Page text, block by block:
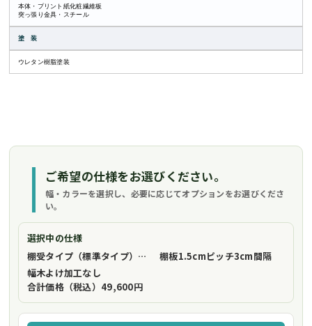
本体・プリント紙化粧繊維板
突っ張り金具・スチール
塗 装
ウレタン樹脂塗装
ご希望の仕様をお選びください。
幅・カラーを選択し、必要に応じてオプションをお選びくださ
い。
選択中の仕様
棚受タイプ（標準タイプ）
フリーストップ棚受（標準仕様）
棚板1.5cmピッチ3cm間隔
幅木よけ加工なし
合計価格（税込） 49,600円